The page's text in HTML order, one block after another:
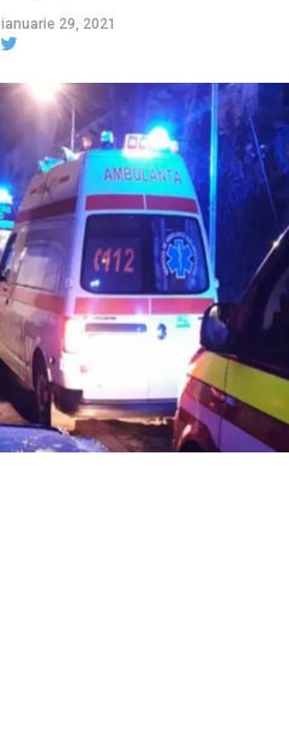
ianuarie 29, 2021